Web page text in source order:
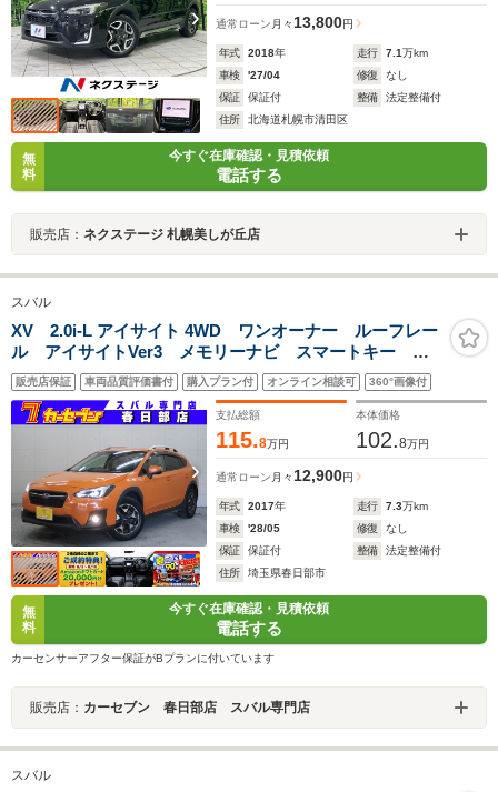
通常ローン 月々 13,800円
年式 2018年 走行 7.1万km
車検
'27/04 修復
なし
保証
保証付 整備
法定整備付
住所
北海道札幌市清田区
無
料
今すぐ在庫確認・見積依頼
電話する
販売店： ネクステージ 札幌美しが丘店
スバル
XV 2.0i-L アイサイト 4WD ワンオーナー ルーフレー
ル アイサイトVer3 メモリーナビ スマートキー ア
ダプティブクルーズ レーンキープ ETC LEDライ
ト Bluetoothオーディオ フルセグTV 純正アルミ
販売店保証 車両品質評価書付 購入プラン付 オンライン相談可 360°画像付
支払総額
115.8万円
本体価格
102.8万円
通常ローン 月々 12,900円
年式 2017年 走行 7.3万km
車検
'28/05 修復
なし
保証
保証付 整備
法定整備付
住所
埼玉県春日部市
無
料
今すぐ在庫確認・見積依頼
電話する
カーセンサーアフター保証がBプランに付いています
販売店： カーセブン 春日部店 スバル専門店
スバル